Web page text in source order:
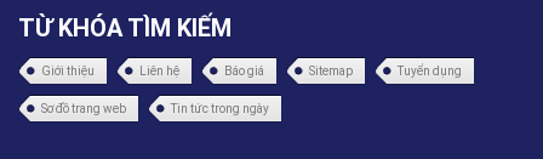
TỪ KHÓA TÌM KIẾM
Giới thiệu Liên hệ Báo giá Sitemap Tuyển dụng
Sơ đồ trang web Tin tức trong ngày